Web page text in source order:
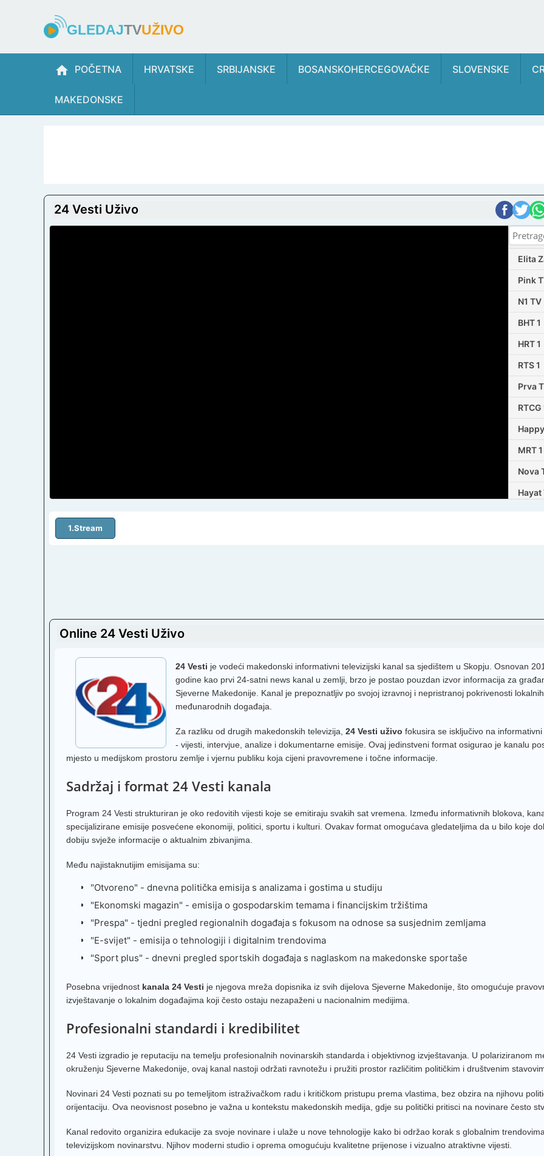
GLEDAJTVUŽIVO
POČETNA HRVATSKE SRBIJANSKE BOSANSKOHERCEGOVAČKE SLOVENSKE
MAKEDONSKE
24 Vesti Uživo
Elita
Pink
N1 TV
BHT 1
HRT 1
RTS 1
Prva
RTCG
MRT 1
Nova
Hayat
Red
TV
RTS 2
TV
HRT 3
N1
RTS 3
24
Alfa
TV
MRT
1.Stream
Online 24 Vesti Uživo
24 Vesti je vodeći makedonski informativni televizijski kanal sa sjedištem u Skopju. Osnovan
godine kao prvi 24-satni news kanal u zemlji, brzo je postao pouzdan izvor informacija za
Sjeverne Makedonije. Kanal je prepoznatljiv po svojoj izravnoj i nepristranoj pokrivenosti
međunarodnih događaja.
Za razliku od drugih makedonskih televizija, 24 Vesti uživo fokusira se isključivo na
- vijesti, intervjue, analize i dokumentarne emisije. Ovaj jedinstveni format osigurao je kanalu
mjesto u medijskom prostoru zemlje i vjernu publiku koja cijeni pravovremene i točne informacije.
Sadržaj i format 24 Vesti kanala
Program 24 Vesti strukturiran je oko redovitih vijesti koje se emitiraju svakih sat vremena. Između informativnih blokova,
specijalizirane emisije posvećene ekonomiji, politici, sportu i kulturi. Ovakav format omogućava gledateljima da u bilo koje
dobiju svježe informacije o aktualnim zbivanjima.
Među najistaknutijim emisijama su:
"Otvoreno" - dnevna politička emisija s analizama i gostima u studiju
"Ekonomski magazin" - emisija o gospodarskim temama i financijskim tržištima
"Prespa" - tjedni pregled regionalnih događaja s fokusom na odnose sa susjednim zemljama
"E-svijet" - emisija o tehnologiji i digitalnim trendovima
"Sport plus" - dnevni pregled sportskih događaja s naglaskom na makedonske sportaše
Posebna vrijednost kanala 24 Vesti je njegova mreža dopisnika iz svih dijelova Sjeverne Makedonije, što omogućuje
izvještavanje o lokalnim događajima koji često ostaju nezapaženi u nacionalnim medijima.
Profesionalni standardi i kredibilitet
24 Vesti izgradio je reputaciju na temelju profesionalnih novinarskih standarda i objektivnog izvještavanja. U polariziranom
okruženju Sjeverne Makedonije, ovaj kanal nastoji održati ravnotežu i pružiti prostor različitim političkim i društvenim
Novinari 24 Vesti poznati su po temeljitom istraživačkom radu i kritičkom pristupu prema vlastima, bez obzira na njihovu
orijentaciju. Ova neovisnost posebno je važna u kontekstu makedonskih medija, gdje su politički pritisci na novinare često
Kanal redovito organizira edukacije za svoje novinare i ulaže u nove tehnologije kako bi održao korak s globalnim
televizijskom novinarstvu. Njihov moderni studio i oprema omogućuju kvalitetne prijenose i vizualno atraktivne vijesti.